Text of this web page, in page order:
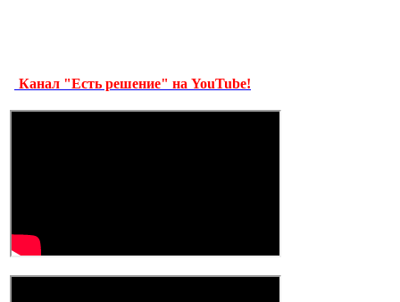
Канал "Есть решение" на YouTube!